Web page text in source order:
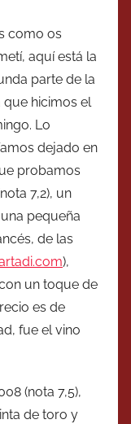
como os
aquí está la
parte de la
que hicimos el
Lo
dejado en
probamos
7,2), un
pequeña
de las
),
un toque de
es de
fue el vino
(nota 7,5),
de toro y